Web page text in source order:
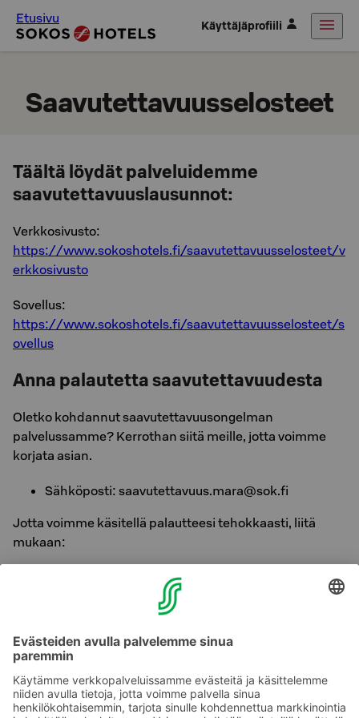
Etusivu Käyttäjäprofiili
Saavutettavuusselosteet
Täältä löydät palveluidemme
saavutettavuuslausunnot:
Verkkosivusto:
https://www.sokoshotels.fi/saavutettavuusselosteet/v
erkkosivusto
Sovellus:
https://www.sokoshotels.fi/saavutettavuusselosteet/s
ovellus
Anna palautetta saavutettavuudesta
Oletko kohdannut saavutettavuusongelman
palvelussamme? Kerrothan siitä meille, jotta voimme
korjata asian.
Sähköposti: saavutettavuus.mara@sok.fi
Jotta voimme käsitellä palautteesi tehokkaasti, liitä
mukaan:
Minkä palvelun käytössä ongelma ilmeni (esim.
verkkosivun osoite tai sovelluksen nimi)
Mitä laitetta käytit ja mitä selainta käytit
Käytitkö apuvälineteknologiaa (esim. ruudunlukija)
Mitä yritit tehdä ja mitä tapahtui
Vastaamme sinulle mahdollisimman pian. Kiitos, että
autat meitä parantamaan saavutettavuutta!